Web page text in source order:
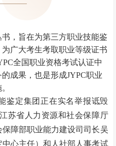
，旨在为第三方职业技能鉴
广大考生考取职业等级证书
全国职业资格考试认证中
成果，也是形成JYPC职业
鉴定集团正在实名举报诋毁
苏省人力资源和社会保障厅
障部职业能力建设司司长吴
心主任）和人社部人事考试